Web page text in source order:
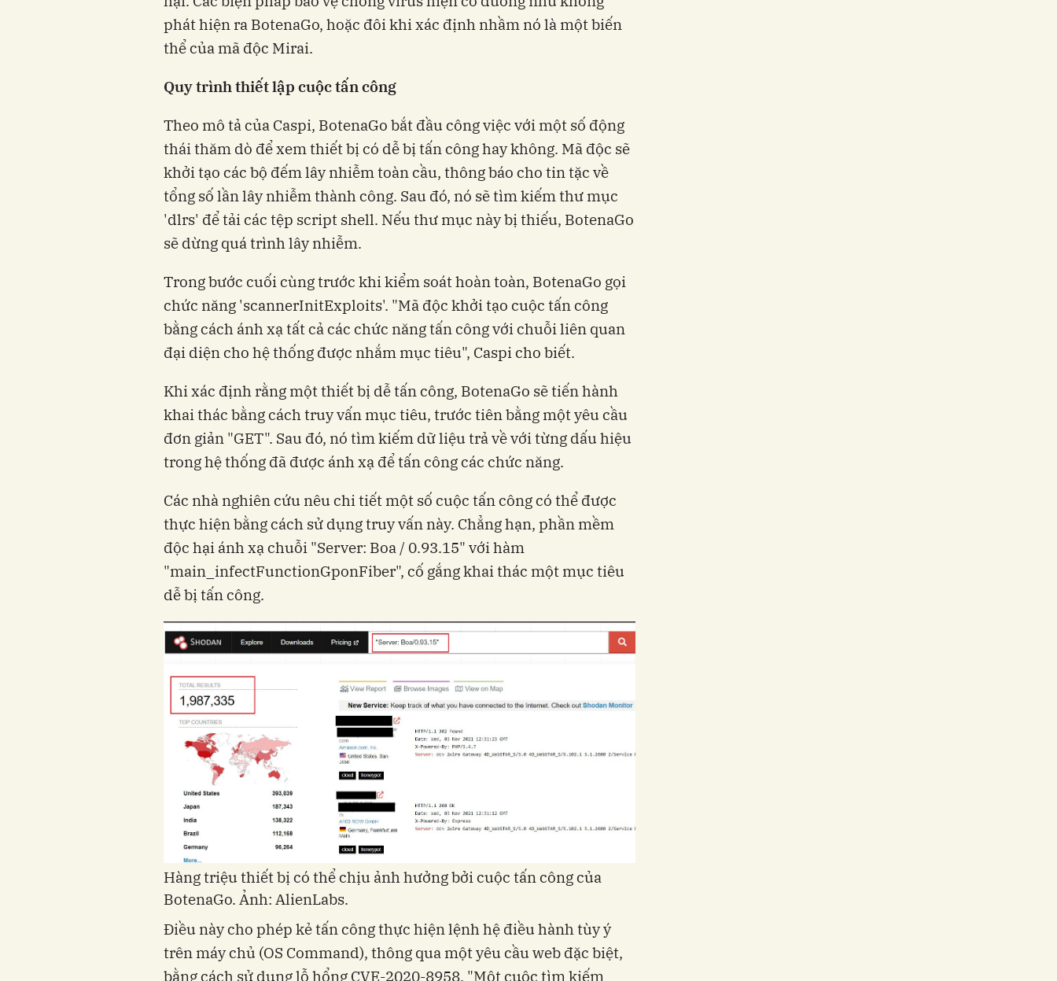
phát hiện ra BotenaGo, hoặc đôi khi xác định nhầm nó là một biến
thể của mã độc Mirai.
Quy trình thiết lập cuộc tấn công
Theo mô tả của Caspi, BotenaGo bắt đầu công việc với một số động
thái thăm dò để xem thiết bị có dễ bị tấn công hay không. Mã độc sẽ
khởi tạo các bộ đếm lây nhiễm toàn cầu, thông báo cho tin tặc về
tổng số lần lây nhiễm thành công. Sau đó, nó sẽ tìm kiếm thư mục
'dlrs' để tải các tệp script shell. Nếu thư mục này bị thiếu, BotenaGo
sẽ dừng quá trình lây nhiễm.
Trong bước cuối cùng trước khi kiểm soát hoàn toàn, BotenaGo gọi
chức năng 'scannerInitExploits'. "Mã độc khởi tạo cuộc tấn công
bằng cách ánh xạ tất cả các chức năng tấn công với chuỗi liên quan
đại diện cho hệ thống được nhắm mục tiêu", Caspi cho biết.
Khi xác định rằng một thiết bị dễ tấn công, BotenaGo sẽ tiến hành
khai thác bằng cách truy vấn mục tiêu, trước tiên bằng một yêu cầu
đơn giản "GET". Sau đó, nó tìm kiếm dữ liệu trả về với từng dấu hiệu
trong hệ thống đã được ánh xạ để tấn công các chức năng.
Các nhà nghiên cứu nêu chi tiết một số cuộc tấn công có thể được
thực hiện bằng cách sử dụng truy vấn này. Chẳng hạn, phần mềm
độc hại ánh xạ chuỗi "Server: Boa / 0.93.15" với hàm
"main_infectFunctionGponFiber", cố gắng khai thác một mục tiêu
dễ bị tấn công.
Hàng triệu thiết bị có thể chịu ảnh hưởng bởi cuộc tấn công của
BotenaGo. Ảnh: AlienLabs.
Điều này cho phép kẻ tấn công thực hiện lệnh hệ điều hành tùy ý
trên máy chủ (OS Command), thông qua một yêu cầu web đặc biệt,
bằng cách sử dụng lỗ hổng CVE-2020-8958. "Một cuộc tìm kiếm